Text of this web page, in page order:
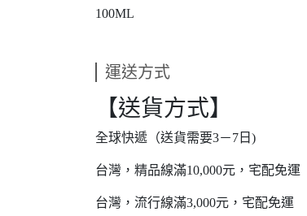
100ML
運送方式
【送貨方式】
全球快遞（送貨需要3－7日)
台灣，精品線滿10,000元，宅配免運
台灣，流行線滿3,000元，宅配免運